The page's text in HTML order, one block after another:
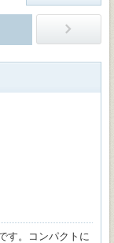
す。コンパクトに